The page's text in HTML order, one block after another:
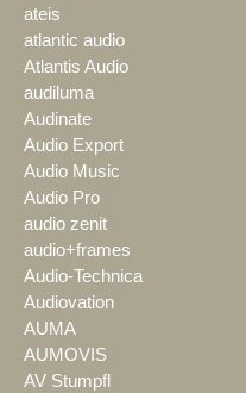
ateis
atlantic audio
Atlantis Audio
audiluma
Audinate
Audio Export
Audio Music
Audio Pro
audio zenit
audio+frames
Audio-Technica
Audiovation
AUMA
AUMOVIS
AV Stumpfl